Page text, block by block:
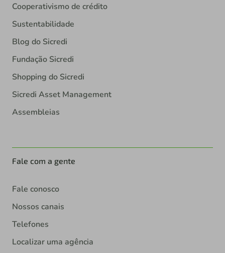
Cooperativismo de crédito
Sustentabilidade
Blog do Sicredi
Fundação Sicredi
Shopping do Sicredi
Sicredi Asset Management
Assembleias
Fale com a gente
Fale conosco
Nossos canais
Telefones
Localizar uma agência